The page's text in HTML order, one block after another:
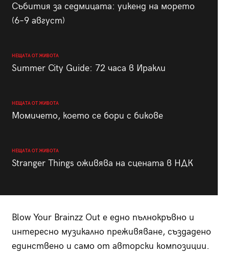
Събития за седмицата: уикенд на морето
(6–9 август)
НЕЩАТА ОТ ЖИВОТА
Summer City Guide: 72 часа в Иракли
НЕЩАТА ОТ ЖИВОТА
Момичето, което се бори с бикове
НЕЩАТА ОТ ЖИВОТА
Stranger Things оживява на сцената в НДК
Blow Your Brainzz Out е едно пълнокръвно и
интересно музикално преживяване, създадено
единствено и само от авторски композиции.